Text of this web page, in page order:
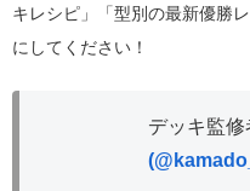
キレシピ」「型別の最新優勝
にしてください！
デッキ監修